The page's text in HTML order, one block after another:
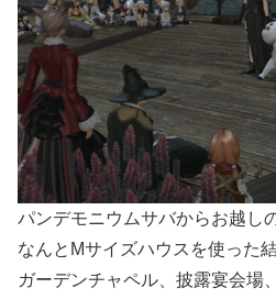
パンデモニウムサバからお越し
なんとMサイズハウスを使った
ガーデンチャペル、披露宴会場